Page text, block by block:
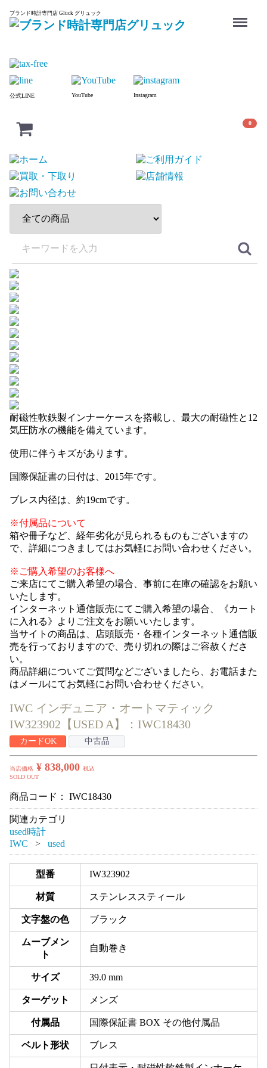
ブランド時計専門店 Glück グリュック
公式LINE YouTube Instagram
0
耐磁性軟鉄製インナーケースを搭載し、最大の耐磁性と12
気圧防水の機能を備えています。
使用に伴うキズがあります。
国際保証書の日付は、2015年です。
ブレス内径は、約19cmです。
※付属品について
箱や冊子など、経年劣化が見られるものもございますの
で、詳細につきましてはお気軽にお問い合わせください。
※ご購入希望のお客様へ
ご来店にてご購入希望の場合、事前に在庫の確認をお願い
いたします。
インターネット通信販売にてご購入希望の場合、《カート
に入れる》よりご注文をお願いいたします。
当サイトの商品は、店頭販売・各種インターネット通信販
売を行っておりますので、売り切れの際はご容赦くださ
い。
商品詳細についてご質問などございましたら、お電話また
はメールにてお気軽にお問い合わせください。
IWC インヂュニア・オートマティック
IW323902【USED A】：IWC18430
カードOK 中古品
当店価格 ¥ 838,000 税込
SOLD OUT
商品コード： IWC18430
関連カテゴリ
used時計
IWC
used
型番 IW323902
材質 ステンレススティール
文字盤の色 ブラック
ムーブメン
ト
自動巻き
サイズ 39.0 mm
ターゲット メンズ
付属品 国際保証書 BOX その他付属品
ベルト形状 ブレス